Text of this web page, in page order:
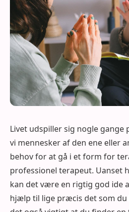
Livet udspiller sig nogle gange
vi mennesker af den ene eller
behov for at gå i et form for
professionel terapeut. Uanset
kan det være en rigtig god ide
hjælp til lige præcis det som du